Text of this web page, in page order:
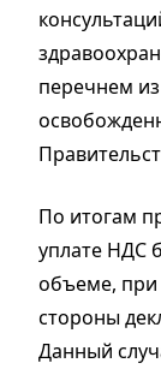
перечнем
По итогам
уплате НДС
объеме,
стороны
Данный